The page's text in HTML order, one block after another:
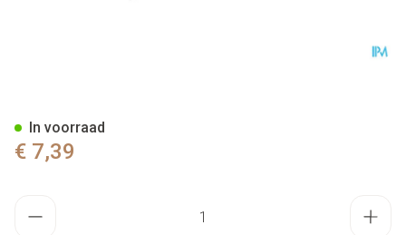
€ 7,39
In voorraad